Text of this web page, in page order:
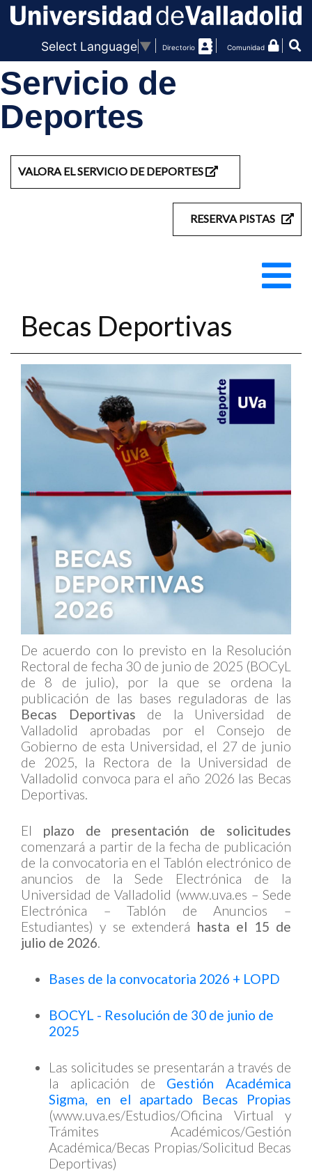
Select Language▼ Directorio Comunidad
Servicio de
Deportes
VALORA EL SERVICIO DE DEPORTES
RESERVA PISTAS
Becas Deportivas
De acuerdo con lo previsto en la Resolución
Rectoral de fecha 30 de junio de 2025 (BOCyL
de 8 de julio), por la que se ordena la
publicación de las bases reguladoras de las
Becas Deportivas de la Universidad de
Valladolid aprobadas por el Consejo de
Gobierno de esta Universidad, el 27 de junio
de 2025, la Rectora de la Universidad de
Valladolid convoca para el año 2026 las Becas
Deportivas.
El plazo de presentación de solicitudes
comenzará a partir de la fecha de publicación
de la convocatoria en el Tablón electrónico de
anuncios de la Sede Electrónica de la
Universidad de Valladolid (www.uva.es – Sede
Electrónica – Tablón de Anuncios –
Estudiantes) y se extenderá hasta el 15 de
julio de 2026.
Bases de la convocatoria 2026 + LOPD
BOCYL - Resolución de 30 de junio de
2025
Las solicitudes se presentarán a través de
la aplicación de Gestión Académica
Sigma, en el apartado Becas Propias
(www.uva.es/Estudios/Oficina Virtual y
Trámites Académicos/Gestión
Académica/Becas Propias/Solicitud Becas
Deportivas)